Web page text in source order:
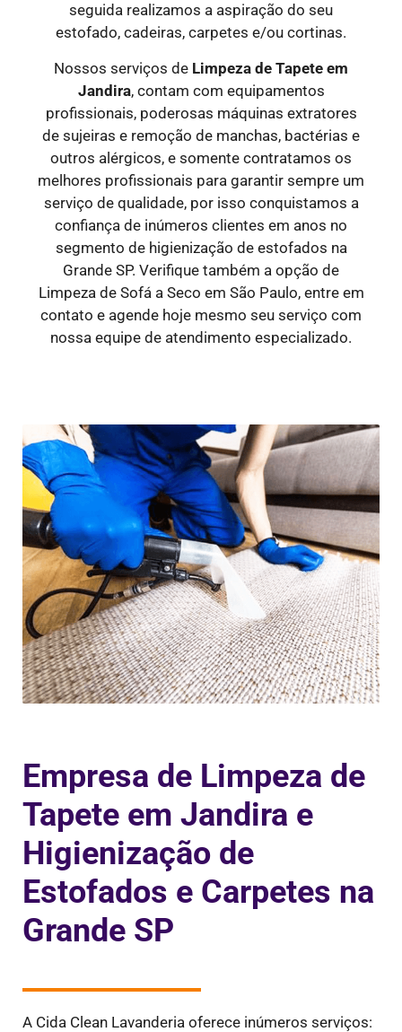
seguida realizamos a aspiração do seu
estofado, cadeiras, carpetes e/ou cortinas.
Nossos serviços de Limpeza de Tapete em
Jandira, contam com equipamentos
profissionais, poderosas máquinas extratores
de sujeiras e remoção de manchas, bactérias e
outros alérgicos, e somente contratamos os
melhores profissionais para garantir sempre um
serviço de qualidade, por isso conquistamos a
confiança de inúmeros clientes em anos no
segmento de higienização de estofados na
Grande SP. Verifique também a opção de
Limpeza de Sofá a Seco em São Paulo, entre em
contato e agende hoje mesmo seu serviço com
nossa equipe de atendimento especializado.
Empresa de Limpeza de
Tapete em Jandira e
Higienização de
Estofados e Carpetes na
Grande SP
A Cida Clean Lavanderia oferece inúmeros serviços: